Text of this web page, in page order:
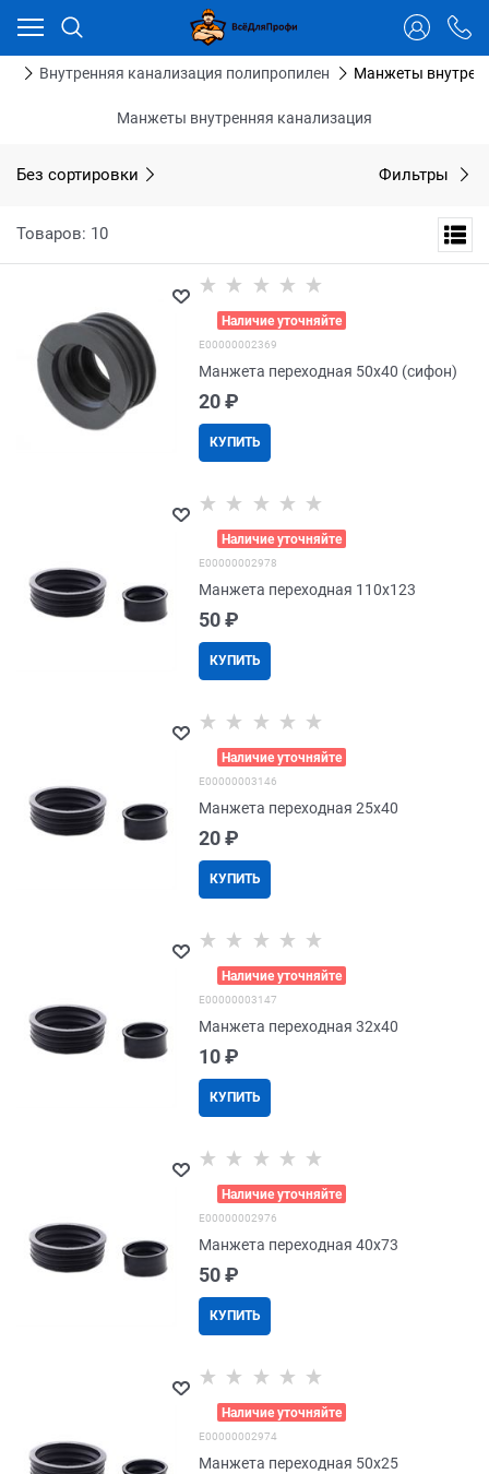
Внутренняя канализация полипропилен Манжеты
Манжеты внутренняя канализация
Без сортировки Фильтры
Товаров: 10
Наличие уточняйте
E00000002369
Манжета переходная 50х40 (сифон)
20 ₽
КУПИТЬ
Наличие уточняйте
E00000002978
Манжета переходная 110х123
50 ₽
КУПИТЬ
Наличие уточняйте
E00000003146
Манжета переходная 25х40
20 ₽
КУПИТЬ
Наличие уточняйте
E00000003147
Манжета переходная 32х40
10 ₽
КУПИТЬ
Наличие уточняйте
E00000002976
Манжета переходная 40х73
50 ₽
КУПИТЬ
Наличие уточняйте
E00000002974
Манжета переходная 50х25
Ваш город - Тюмень,
угадали?
ДА НЕТ